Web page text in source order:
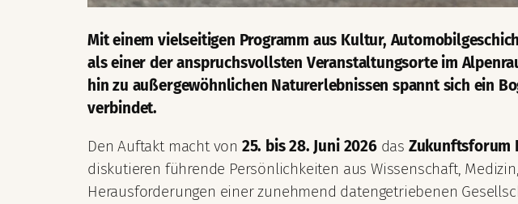
Mit einem vielseitigen Programm aus Kultur,
als einer der anspruchsvollsten Veranstaltungsorte im
hin zu außergewöhnlichen Naturerlebnissen spannt sich ein
verbindet.
Den Auftakt macht von 25. bis 28. Juni 2026das Zukunftsforum
diskutieren führende Persönlichkeiten aus Wissenschaft,
Herausforderungen einer zunehmend datengetriebenen